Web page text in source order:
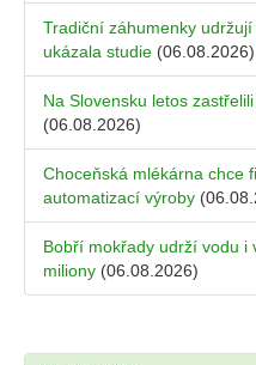
Tradiční záhumenky
ukázala studie (06.08.2026)
Na Slovensku letos
(06.08.2026)
Choceňská mlékárna chce
automatizací výroby
Bobří mokřady udrží vodu i
miliony (06.08.2026)